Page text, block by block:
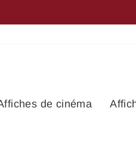
GROUPEZ
de cinéma